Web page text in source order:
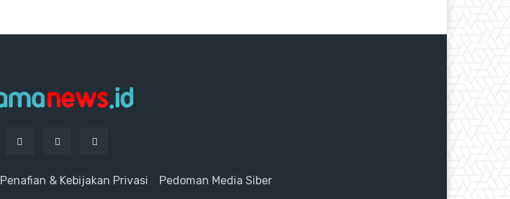
Penafian & Kebijakan Privasi Pedoman Media Siber